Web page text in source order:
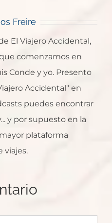
Freire
El Viajero Accidental,
comenzamos en
Conde y yo. Presento
Accidental" en
puedes encontrar
y por supuesto en la
plataforma
viajes.